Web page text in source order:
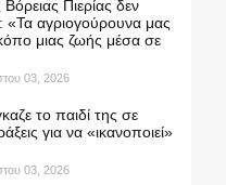
Πιερίας δεν
«Τα αγριογούρουνα μας
μιας ζωής μέσα σε
03, 2026
το παιδί της σε
για να «ικανοποιεί»
03, 2026